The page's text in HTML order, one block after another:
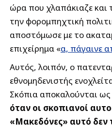
ώρα που χλαπάκιαζε και
την φορομπηχτική
αποστόμωσε με το
επιχείρημα «α, πάγαινε
Αυτός, λοιπόν, ο
εθνομηδενιστής
Σκόπια αποκαλούνται ως
όταν οι σκοπιανοί
«Μακεδόνες» αυτό δεν